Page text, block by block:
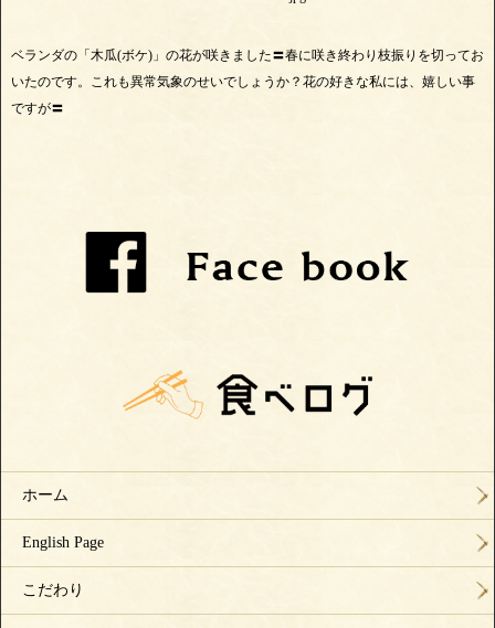
ベランダの「木瓜(ボケ)」の花が咲きました〓春に咲き終わり枝振りを切ってお
いたのです。これも異常気象のせいでしょうか？花の好きな私には、嬉しい事
ですが〓
ホーム
English Page
こだわり